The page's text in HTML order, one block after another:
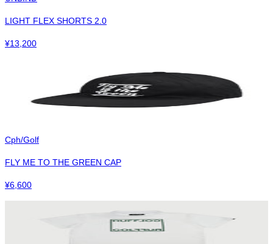
LIGHT FLEX SHORTS 2.0
¥13,200
Cph/Golf
FLY ME TO THE GREEN CAP
¥6,600